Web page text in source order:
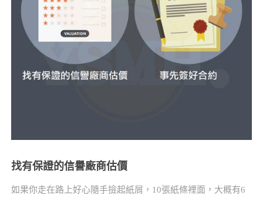
找有保證的信譽廠商估價
如果你走在路上好心隨手撿起紙屑，10張紙條裡面，大概有6